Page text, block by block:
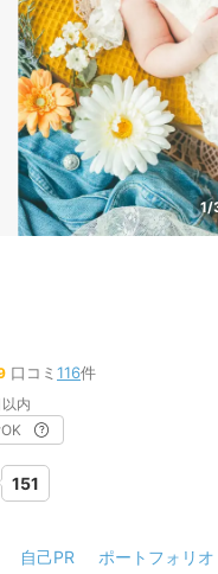
1/
口コミ 116件
内
151
自己PR ポートフォリオ